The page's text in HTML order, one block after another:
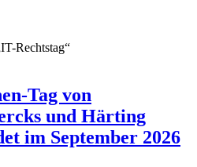
Rechtstag“
Tag von
und Härting
im September 2026